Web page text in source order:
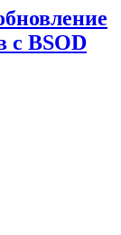
с BSOD